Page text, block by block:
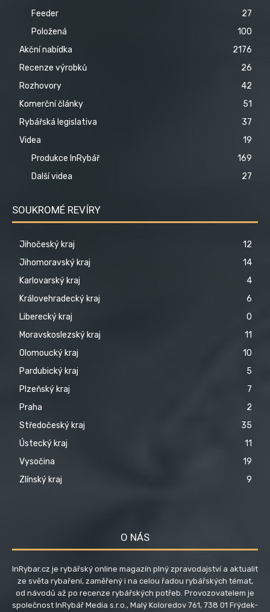
Feeder
27
Položená
100
Akční nabídka
2176
Recenze výrobků
26
Rozhovory
42
Komerční články
51
Rybářská legislativa
37
Videa
19
Produkce InRybář
169
Další videa
27
SOUKROMÉ REVÍRY
Jihočeský kraj
12
Jihomoravský kraj
14
Karlovarský kraj
4
Královehradecký kraj
6
Liberecký kraj
0
Moravskoslezský kraj
11
Olomoucký kraj
10
Pardubický kraj
5
Plzeňský kraj
7
Praha
2
Středočeský kraj
35
Ústecký kraj
11
Vysočina
19
Zlínský kraj
9
O NÁS
InRybar.cz je rybářský online magazín plný zpravodajství a aktualit
ze světa rybaření, zaměřený i na celou řadou rybářských témat,
od návodů až po recenze rybářských potřeb. Provozovatelem je
společnost InRybář Media s.r.o., Malý Koloredov 761, 738 01 Frýdek-